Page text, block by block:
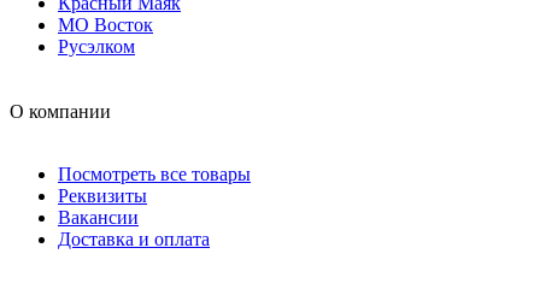
МО Восток
Русэлком
О компании
Посмотреть все товары
Реквизиты
Вакансии
Доставка и оплата